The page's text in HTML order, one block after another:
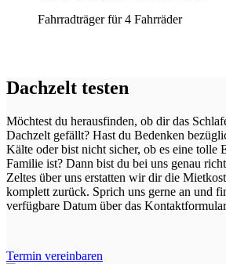
Fahrradträger für 4 Fahrräder
Dachzelt testen
Möchtest du herausfinden, ob dir das
Dachzelt gefällt? Hast du Bedenken
Kälte oder bist nicht sicher, ob es eine tolle
Familie ist? Dann bist du bei uns genau
Zeltes über uns erstatten wir dir die
komplett zurück. Sprich uns gerne an und
verfügbare Datum über das
Termin vereinbaren